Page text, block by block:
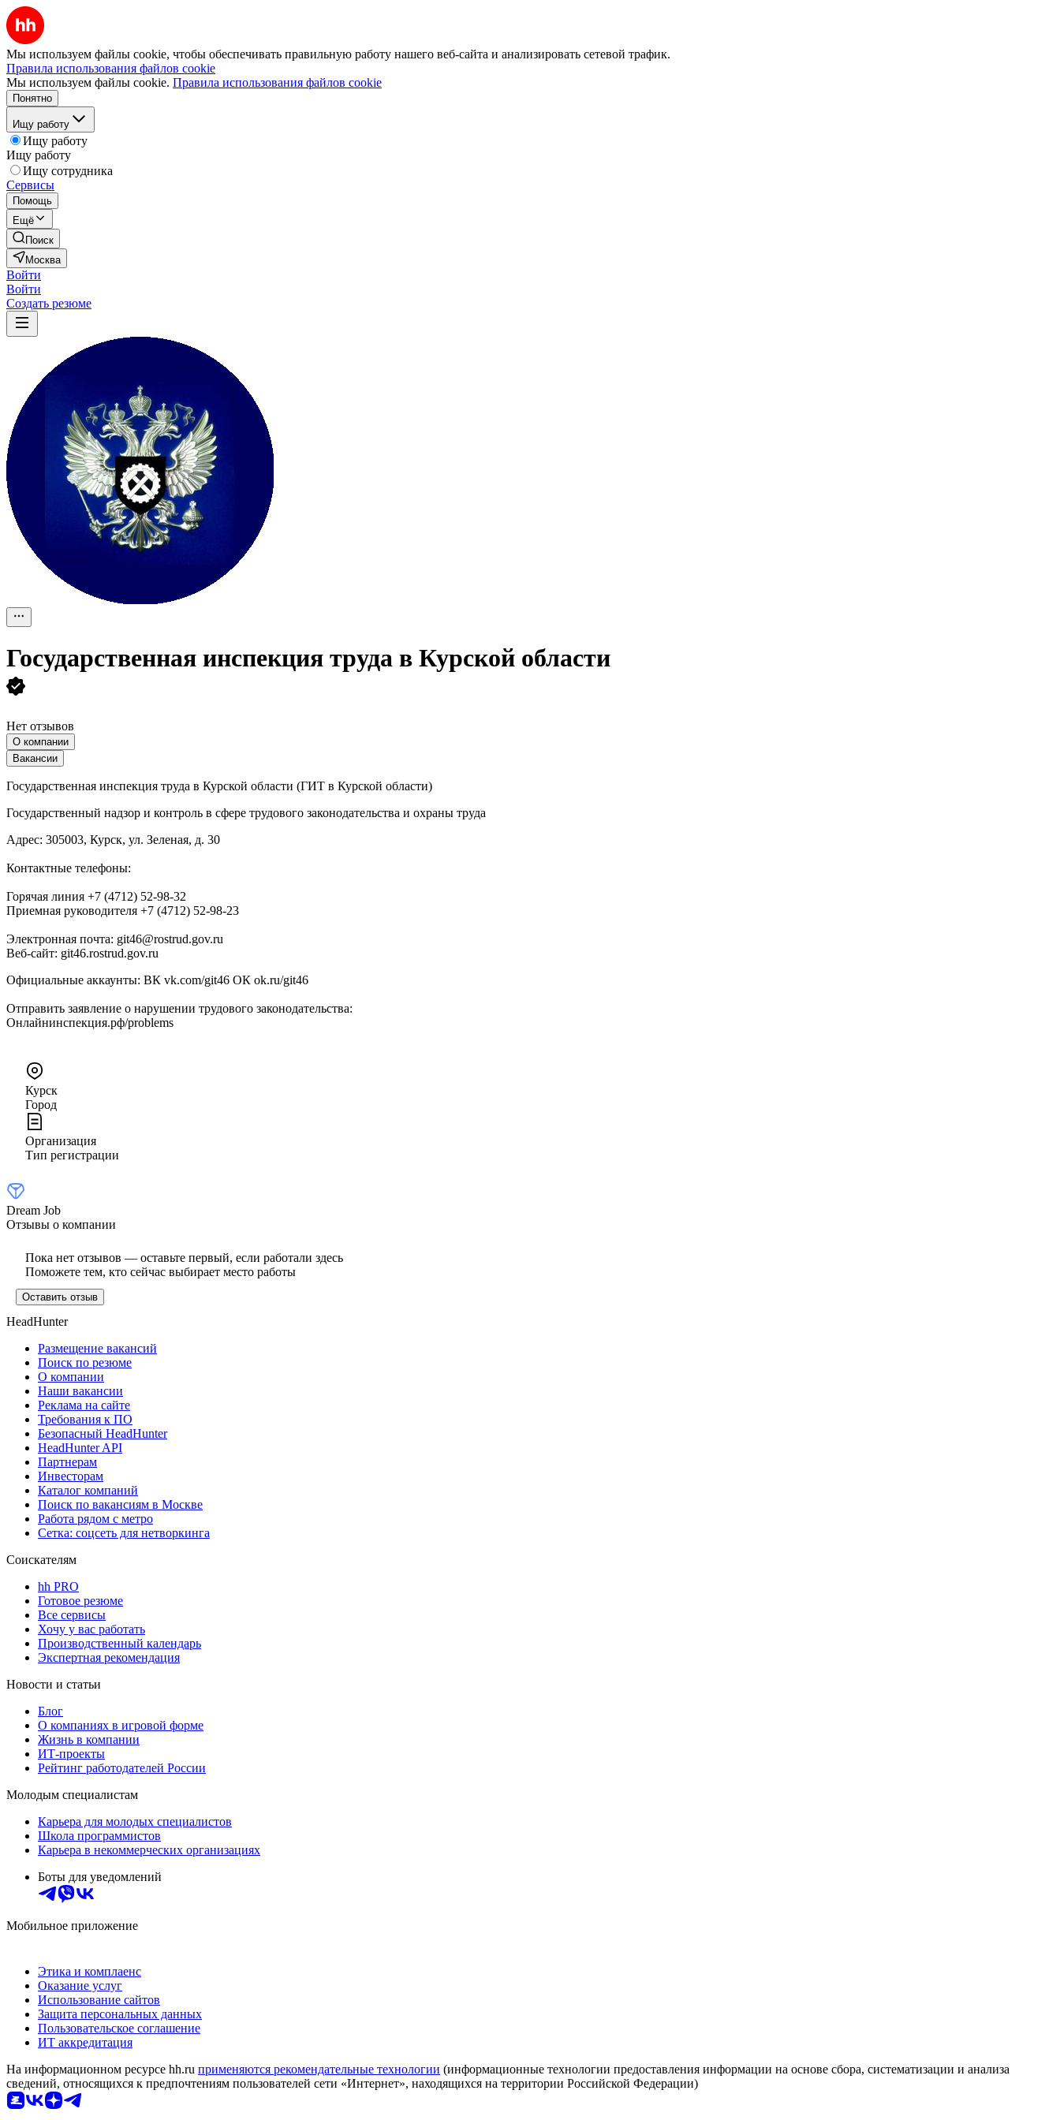
Мы используем файлы cookie, чтобы обеспечивать правильную работу нашего веб-сайта и анализировать сетевой трафик.
Правила использования файлов cookie
Мы используем файлы cookie. Правила использования файлов cookie
Понятно
Ищу работу
Ищу работу
Ищу работу
Ищу сотрудника
Сервисы
Помощь
Ещё
Поиск
Москва
Войти
Войти
Создать резюме
Государственная инспекция труда в Курской области
Нет отзывов
О компании
Вакансии
Государственная инспекция труда в Курской области (ГИТ в Курской области)
Государственный надзор и контроль в сфере трудового законодательства и охраны труда
Адрес: 305003, Курск, ул. Зеленая, д. 30
Контактные телефоны:
Горячая линия +7 (4712) 52-98-32
Приемная руководителя +7 (4712) 52-98-23
Электронная почта: git46@rostrud.gov.ru
Веб-сайт: git46.rostrud.gov.ru
Официальные аккаунты: ВК vk.com/git46 ОК ok.ru/git46
Отправить заявление о нарушении трудового законодательства:
Онлайнинспекция.рф/problems
Курск
Город
Организация
Тип регистрации
Dream Job
Отзывы о компании
Пока нет отзывов — оставьте первый, если работали здесь
Поможете тем, кто сейчас выбирает место работы
Оставить отзыв
HeadHunter
Размещение вакансий
Поиск по резюме
О компании
Наши вакансии
Реклама на сайте
Требования к ПО
Безопасный HeadHunter
HeadHunter API
Партнерам
Инвесторам
Каталог компаний
Поиск по вакансиям в Москве
Работа рядом с метро
Сетка: соцсеть для нетворкинга
Соискателям
hh PRO
Готовое резюме
Все сервисы
Хочу у вас работать
Производственный календарь
Экспертная рекомендация
Новости и статьи
Блог
О компаниях в игровой форме
Жизнь в компании
ИТ-проекты
Рейтинг работодателей России
Молодым специалистам
Карьера для молодых специалистов
Школа программистов
Карьера в некоммерческих организациях
Боты для уведомлений
Мобильное приложение
Этика и комплаенс
Оказание услуг
Использование сайтов
Защита персональных данных
Пользовательское соглашение
ИТ аккредитация
На информационном ресурсе hh.ru применяются рекомендательные технологии (информационные технологии предоставления информации на основе сбора, систематизации и анализа
сведений, относящихся к предпочтениям пользователей сети «Интернет», находящихся на территории Российской Федерации)